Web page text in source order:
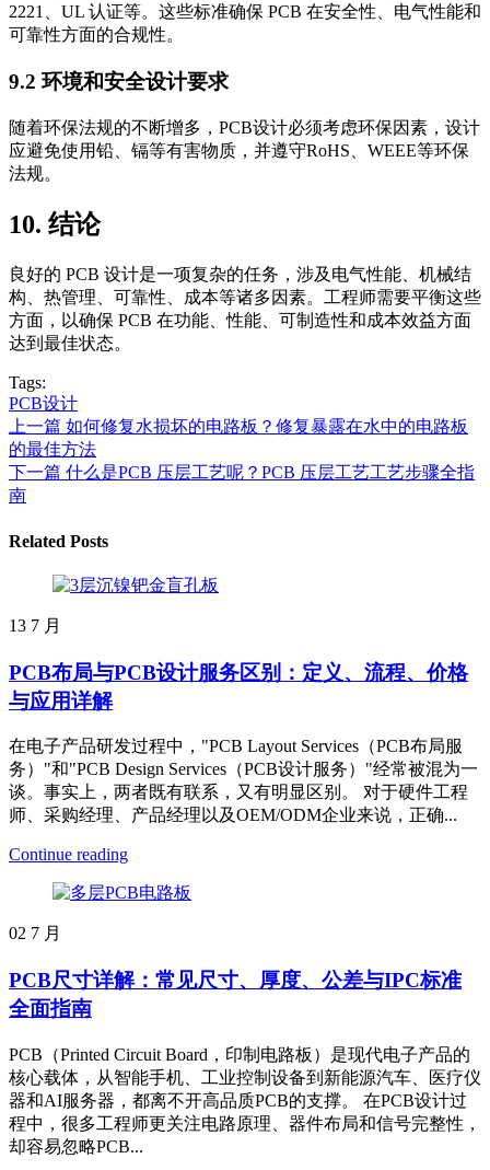
2221、UL 认证等。这些标准确保 PCB 在安全性、电气性能和
可靠性方面的合规性。
9.2 环境和安全设计要求
随着环保法规的不断增多，PCB设计必须考虑环保因素，设计
应避免使用铅、镉等有害物质，并遵守RoHS、WEEE等环保
法规。
10. 结论
良好的 PCB 设计是一项复杂的任务，涉及电气性能、机械结
构、热管理、可靠性、成本等诸多因素。工程师需要平衡这些
方面，以确保 PCB 在功能、性能、可制造性和成本效益方面
达到最佳状态。
Tags:
PCB设计
上一篇 如何修复水损坏的电路板？修复暴露在水中的电路板
的最佳方法
下一篇 什么是PCB 压层工艺呢？PCB 压层工艺工艺步骤全指
南
Related Posts
13 7 月
PCB布局与PCB设计服务区别：定义、流程、价格
与应用详解
在电子产品研发过程中，"PCB Layout Services（PCB布局服
务）"和"PCB Design Services（PCB设计服务）"经常被混为一
谈。事实上，两者既有联系，又有明显区别。 对于硬件工程
师、采购经理、产品经理以及OEM/ODM企业来说，正确...
Continue reading
02 7 月
PCB尺寸详解：常见尺寸、厚度、公差与IPC标准
全面指南
PCB（Printed Circuit Board，印制电路板）是现代电子产品的
核心载体，从智能手机、工业控制设备到新能源汽车、医疗仪
器和AI服务器，都离不开高品质PCB的支撑。 在PCB设计过
程中，很多工程师更关注电路原理、器件布局和信号完整性，
却容易忽略PCB...